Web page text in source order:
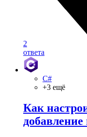
2
ответа
C#
+3 ещё
Как